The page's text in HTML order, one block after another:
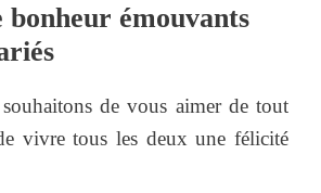
bonheur émouvants
de vous aimer de tout
vivre tous les deux une félicité